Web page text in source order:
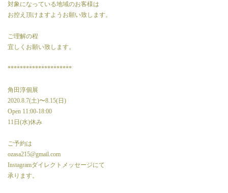
対象になっている地域のお客様は
お控え頂けますようお願い致します。
ご理解の程
宜しくお願い致します。
*********************
角田淳個展
2020.8.7(土)〜8.15(日)
Open 11:00-18:00
11日(水)休み
ご予約は
ozasa215@gmail.com
Instagramダイレクトメッセージにて
承ります。